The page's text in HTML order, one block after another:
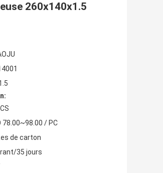
260x140x1.5
78.00~98.00 / PC
de carton
35 jours